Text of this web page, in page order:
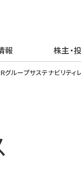
報 株主・
家の皆様
リティ
・楽しむ
グループサステナビリテ